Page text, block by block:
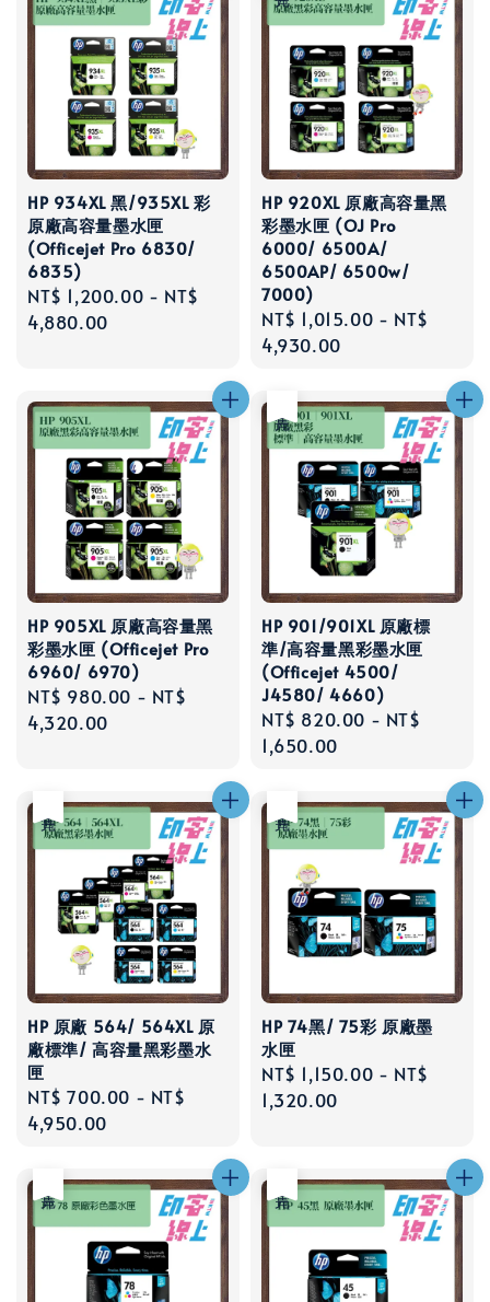
HP 934XL 黑/935XL 彩
原廠高容量墨水匣
(Officejet Pro 6830/
6835)
Regular
price
NT$ 1,200.00 - NT$
4,880.00
HP 920XL 原廠高容量黑
彩墨水匣 (OJ Pro
6000/ 6500A/
6500AP/ 6500w/
7000)
Regular
price
NT$ 1,015.00 - NT$
4,930.00
HP 905XL 原廠高容量黑
彩墨水匣 (Officejet Pro
6960/ 6970)
Regular
price
NT$ 980.00 - NT$
4,320.00
HP 901/901XL 原廠標
準/高容量黑彩墨水匣
(Officejet 4500/
J4580/ 4660)
Regular
price
NT$ 820.00 - NT$
1,650.00
HP 原廠 564/ 564XL 原
廠標準/ 高容量黑彩墨水
匣
Regular
price
NT$ 700.00 - NT$
4,950.00
HP 74黑/ 75彩 原廠墨
水匣
Regular
price
NT$ 1,150.00 - NT$
1,320.00